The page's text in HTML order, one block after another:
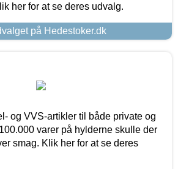
her for at se deres udvalg.
på Hedestoker.dk
og VVS-artikler til både private og
varer på hylderne skulle der
smag. Klik her for at se deres